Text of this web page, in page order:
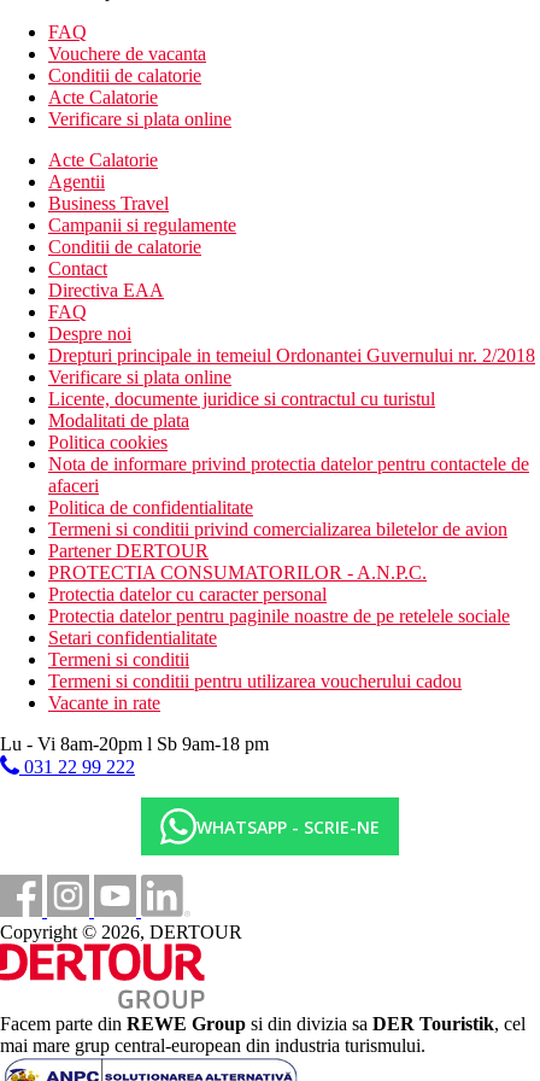
m2
Camera dubla, vedere la mare: situata in cladirea
principala sau in bungalouri, suprafata aprox. 25 m2
Camera dubla, superioara, vedere la mare: situata in
Suita tropicala, piscina comuna: o camera, situata in
bungalouri, acces la terasa la piscina comuna, suprafata
aprox. 28 m2
Suita Horizon, Piscina mica: o camera, situata in cladirea
principala, piscina mica privata pe balcon, suprafata
aprox. 30 m2.
Suita, Grande, Vedere la mare, Piscina privata: o camera
privata de pe terasa, suprafata aprox. 60 m2.
Descrierea hotelului
Hotelul dispune de:
hol cu ​​receptie
restaurant principal
3 restaurante à la carte
3 piscine cu apa sarata (sezlonguri, umbrele si prosoape
gratuite)
bar la piscina
sala de conferinte
snack bar
lift in cladirea principala
parcare
Descrierea plajei
acces la mare la hotel printr-un debarcader (fara sezlonguri
si umbrele)
sezlonguri si umbrele gratuite
sala de fitness
program de animatori
Activitati sportive contra cost
wellness & spa
Masa
All Inclusive Ultra:
Restaurant principal „Insula”: mic dejun 8.00-11.00, pranz
12.30-15.00 si cina 18.30-21.30 bufet. Cafea filtrata, ceai,
suc, bauturi racoritoare la micul dejun, bauturi racoritoare,
bere, vin la pranz si cina.
FAQ
Vouchere de vacanta
Conditii de calatorie
Acte Calatorie
Verificare si plata online
Acte Calatorie
Agentii
Business Travel
Campanii si regulamente
Conditii de calatorie
Contact
Directiva EAA
FAQ
Despre noi
Drepturi principale in temeiul Ordonantei Guvernului nr. 2/2018
Verificare si plata online
Licente, documente juridice si contractul cu turistul
Modalitati de plata
Politica cookies
Nota de informare privind protectia datelor pentru contactele de
afaceri
Politica de confidentialitate
Termeni si conditii privind comercializarea biletelor de avion
Partener DERTOUR
PROTECTIA CONSUMATORILOR - A.N.P.C.
Protectia datelor cu caracter personal
Protectia datelor pentru paginile noastre de pe retelele sociale
Setari confidentialitate
Termeni si conditii
Termeni si conditii pentru utilizarea voucherului cadou
Vacante in rate
Lu - Vi 8am-20pm l Sb 9am-18 pm
031 22 99 222
WHATSAPP - SCRIE-NE
Copyright © 2026, DERTOUR
Facem parte din REWE Group si din divizia sa DER Touristik, cel
mai mare grup central-european din industria turismului.